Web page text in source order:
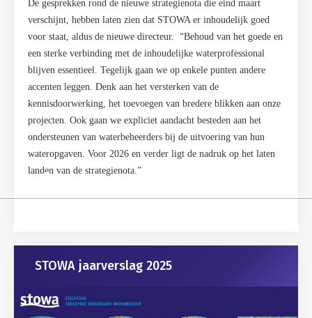
De gesprekken rond de nieuwe strategienota die eind maart
verschijnt, hebben laten zien dat STOWA er inhoudelijk goed
voor staat, aldus de nieuwe directeur. “Behoud van het goede en
een sterke verbinding met de inhoudelijke waterprofessional
blijven essentieel. Tegelijk gaan we op enkele punten andere
accenten leggen. Denk aan het versterken van de
kennisdoorwerking, het toevoegen van bredere blikken aan onze
projecten. Ook gaan we expliciet aandacht besteden aan het
ondersteunen van waterbeheerders bij de uitvoering van hun
wateropgaven. Voor 2026 en verder ligt de nadruk op het laten
landen van de strategienota.”
Gerelateerd
STOWA jaarverslag 2025